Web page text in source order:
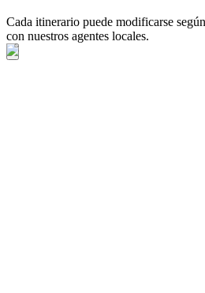
Cada itinerario puede modificarse
con nuestros agentes locales.